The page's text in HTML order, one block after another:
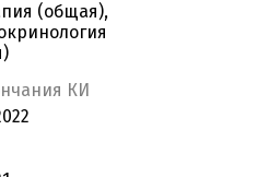
(общая),
КИ